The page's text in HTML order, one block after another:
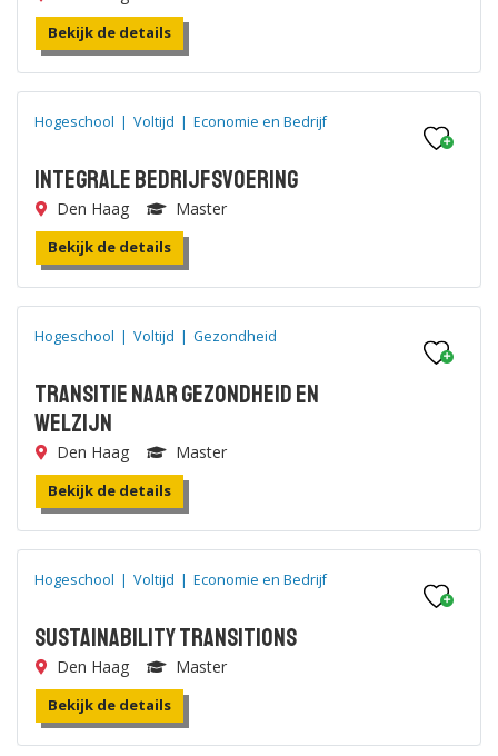
Bekijk de details
Hogeschool | Voltijd | Economie en Bedrijf
Integrale Bedrijfsvoering
Den Haag Master
Bekijk de details
Hogeschool | Voltijd | Gezondheid
Transitie naar Gezondheid en
Welzijn
Den Haag Master
Bekijk de details
Hogeschool | Voltijd | Economie en Bedrijf
Sustainability Transitions
Den Haag Master
Bekijk de details